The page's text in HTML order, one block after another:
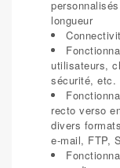
longueur
utilisateurs,
sécurité, etc.
recto verso
divers
e-mail, FTP,